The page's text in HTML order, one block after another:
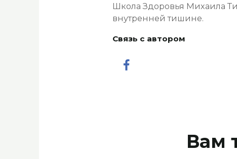
Школа Здоровья Михаила
внутренней тишине.
Связь с автором
Вам